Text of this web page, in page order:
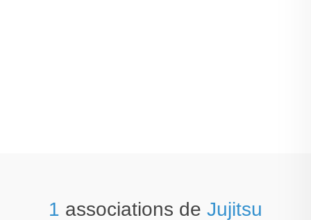
1 associations de Jujitsu